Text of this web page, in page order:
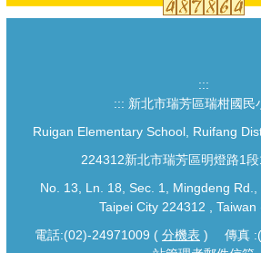
:::
::: 新北市瑞芳區瑞柑國
Ruigan Elementary School, Ruifang
224312新北市瑞芳區明燈路1
No. 13, Ln. 18, Sec. 1, Mingdeng
Taipei City 224312 , Taiwan
電話:(02)-24971009 ( 分機表 ) 傳真